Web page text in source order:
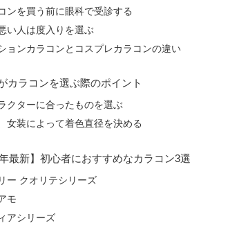
ンを買う前に眼科で受診する
い人は度入りを選ぶ
ョンカラコンとコスプレカラコンの違い
カラコンを選ぶ際のポイント
クターに合ったものを選ぶ
女装によって着色直径を決める
年最新】初心者におすすめなカラコン3選
ー クオリテシリーズ
モ
アシリーズ